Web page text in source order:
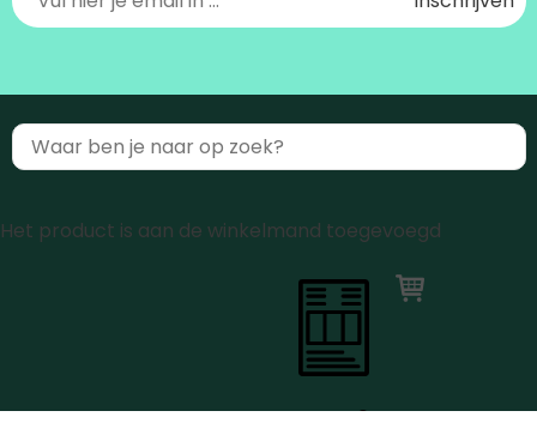
Het product is aan de winkelmand toegevoegd
0